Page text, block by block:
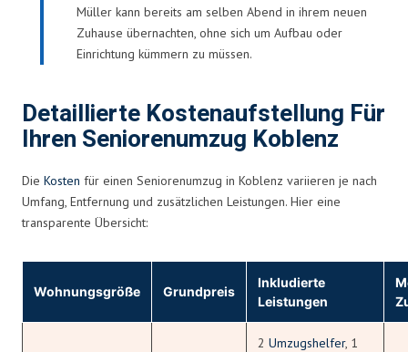
Müller kann bereits am selben Abend in ihrem neuen
Zuhause übernachten, ohne sich um Aufbau oder
Einrichtung kümmern zu müssen.
Detaillierte Kostenaufstellung Für
Ihren Seniorenumzug Koblenz
Die Kosten für einen Seniorenumzug in Koblenz variieren je nach
Umfang, Entfernung und zusätzlichen Leistungen. Hier eine
transparente Übersicht:
Wohnungsgröße Grundpreis
Inkludierte
Leistungen
2 Umzugshelfer, 1